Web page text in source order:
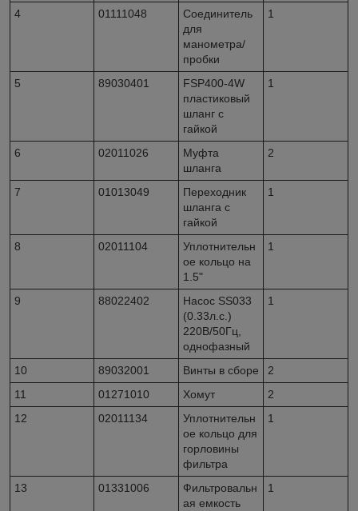
4 01111048
Соединитель
для
манометра/
пробки
1
5 89030401
FSP400-4W
пластиковый
шланг с
гайкой
1
6 02011026
Муфта
шланга
2
7 01013049
Переходник
шланга с
гайкой
1
8 02011104
Уплотнительн
ое кольцо на
1.5"
1
9 88022402
Насос SS033
(0.33л.с.)
220В/50Гц,
однофазный
1
10 89032001 Винты в сборе
2
11
01271010 Хомут
2
12
02011134
Уплотнительн
ое кольцо для
горловины
фильтра
1
13 01331006
Фильтровальн
ая емкость
1